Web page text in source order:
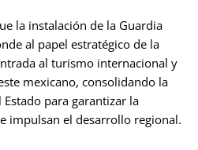
la instalación de la Guardia
al papel estratégico de la
al turismo internacional y
mexicano, consolidando la
para garantizar la
impulsan el desarrollo regional.